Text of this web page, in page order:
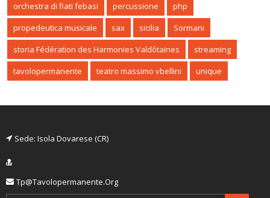
orchestra di fiati febasi
percussione
php
propedeutica musicale
sax sicilia
Sormani
storia Fédération des Harmonies Valdôtaines
streaming
tavolopermanente
teatro massimo vbellini unique
Sede: Isola Dovarese (CR)
Tp@tavolopermanente.org